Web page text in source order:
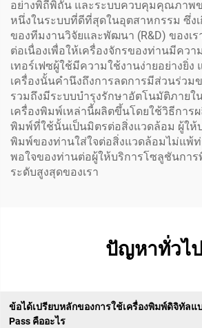
อย่างพิถีพิถัน และระบบควบคุมคุณภาพข
หนึ่งในระบบที่ดีที่สุดในอุตสาหกรรม ซึ่ง
ของทีมงานวิจัยและพัฒนา (R&D) ของเร
ต่อเนื่องเพื่อให้เครื่องจักรของท่านมีคว
เทอร์เฟซผู้ใช้มีความใช้งานง่ายอย่างยิ่ง
เครื่องนั้นคำนึงถึงการลดการมีส่วนร่วม
รวมถึงมีระบบบำรุงรักษาอัตโนมัติภายใ
เครื่องพิมพ์เหล่านี้ผลิตขึ้นโดยใช้วิธีการ
พิมพ์ที่ใช้นั้นเป็นมิตรต่อสิ่งแวดล้อม ผู้ให้
พิมพ์ของท่านใส่ใจต่อสิ่งแวดล้อมไม่แพ้ท่
พอใจของท่านต่อผู้ให้บริการโซลูชันกา
ระดับสูงสุดของเรา
ปัญหาทั่วไป
ข้อได้เปรียบหลักของการใช้เครื่องพิมพ์ดิจิทัลแ
Pass คืออะไร